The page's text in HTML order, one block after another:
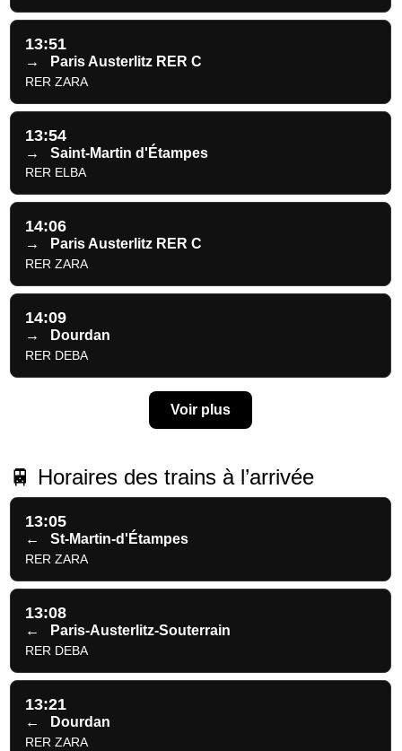
13:51
→ Paris Austerlitz RER C
RER ZARA
13:54
→ Saint-Martin d'Étampes
RER ELBA
14:06
→ Paris Austerlitz RER C
RER ZARA
14:09
→ Dourdan
RER DEBA
Voir plus
🚆 Horaires des trains à l’arrivée
13:05
← St-Martin-d'Étampes
RER ZARA
13:08
← Paris-Austerlitz-Souterrain
RER DEBA
13:21
← Dourdan
RER ZARA